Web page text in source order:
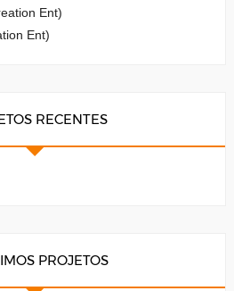
Ent)
Ent)
RECENTES
PROJETOS